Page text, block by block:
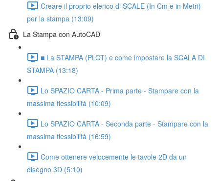
Creare il proprio elenco di SCALE (In Cm e in Metri)
per la stampa (13:09)
La Stampa con AutoCAD
■ La STAMPA (PLOT) e come impostare la SCALA DI
STAMPA (13:18)
Lo SPAZIO CARTA - Prima parte - Stampare con la
massima flessibilità (10:09)
Lo SPAZIO CARTA - Seconda parte - Stampare con la
massima flessibilità (16:59)
Come ottenere velocemente le tavole 2D da un
disegno 3D (5:10)